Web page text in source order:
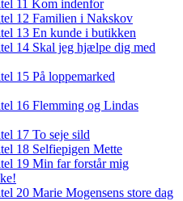
11 Kom indenfor
12 Familien i Nakskov
13 En kunde i butikken
14 Skal jeg hjælpe dig med
15 På loppemarked
16 Flemming og Lindas
17 To seje sild
18 Selfiepigen Mette
19 Min far forstår mig
20 Marie Mogensens store dag